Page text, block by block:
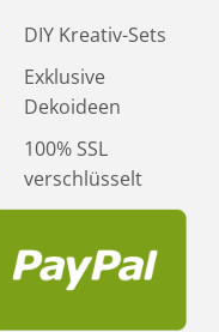
DIY Kreativ-Sets
Exklusive
Dekoideen
100% SSL
verschlüsselt